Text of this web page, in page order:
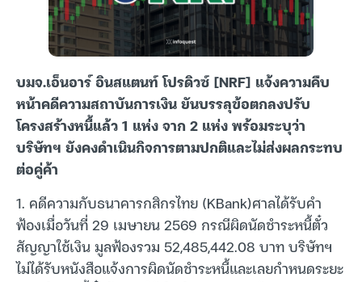
บมจ.เอ็นอาร์ อินสแตนท์ โปรดิวซ์ [NRF] แจ้งความคืบ
หน้าคดีความสถาบันการเงิน ยันบรรลุข้อตกลงปรับ
โครงสร้างหนี้แล้ว 1 แห่ง จาก 2 แห่ง พร้อมระบุว่า
บริษัทฯ ยังคงดำเนินกิจการตามปกติและไม่ส่งผลกระทบ
ต่อคู่ค้า
1. คดีความกับธนาคารกสิกรไทย (KBank)ศาลได้รับคำ
ฟ้องเมื่อวันที่ 29 เมษายน 2569 กรณีผิดนัดชำระหนี้ตั๋ว
สัญญาใช้เงิน มูลฟ้องรวม 52,485,442.08 บาท บริษัทฯ
ไม่ได้รับหนังสือแจ้งการผิดนัดชำระหนี้และเลยกำหนดระยะ